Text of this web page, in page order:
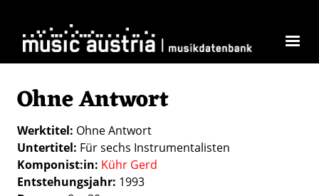
Ohne Antwort
Werktitel Ohne Antwort
Untertitel Für sechs Instrumentalisten
Komponist:in Kühr Gerd
Entstehungsjahr 1993